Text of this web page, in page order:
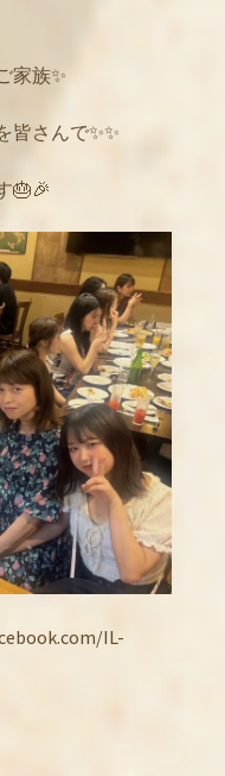
家族✨
皆さんで✨✨
🎂🎉
IL-